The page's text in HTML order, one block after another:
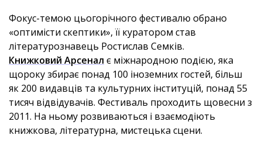
Фокус-темою цьогорічного фестивалю обрано
«оптимісти скептики», її куратором став
літературознавець Ростислав Семків.
Книжковий Арсенал є міжнародною подією, яка
щороку збирає понад 100 іноземних гостей, більш
як 200 видавців та культурних інституцій, понад 55
тисяч відвідувачів. Фестиваль проходить щовесни з
2011. На ньому розвиваються і взаємодіють
книжкова, літературна, мистецька сцени.